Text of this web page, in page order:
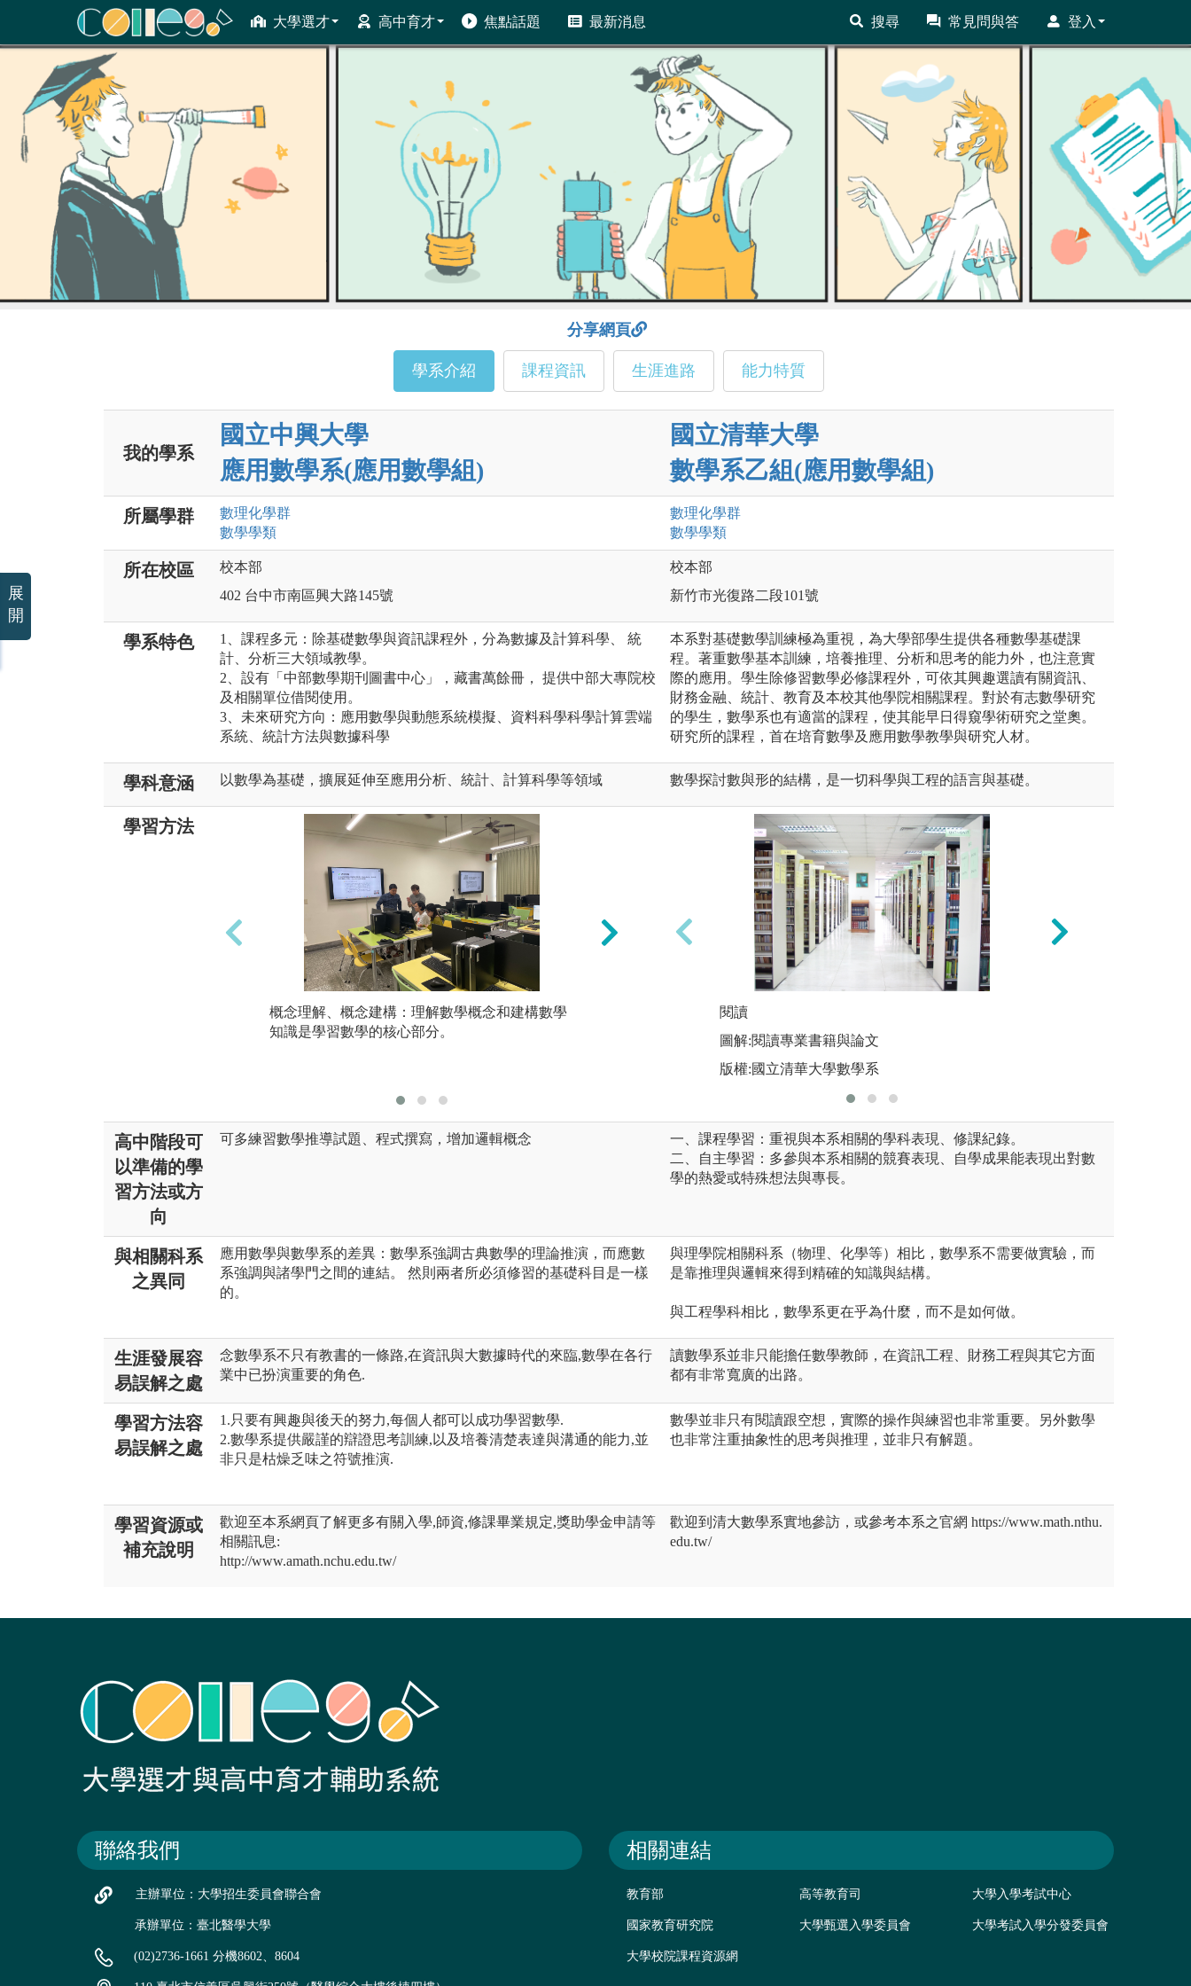
大學選才 高中育才 焦點話題 最新消息 搜尋 常見問與答 登入
ColleGo! 大學選才與高中育才輔助系統
分享網頁
學系介紹 課程資訊 生涯進路 能力特質
我的學系
國立中興大學
應用數學系(應用數學組)
國立清華大學
數學系乙組(應用數學組)
所屬學群 數理化學群
數學學類
數理化學群
數學學類
所在校區
校本部
402 台中市南區興大路145號
校本部
新竹市光復路二段101號
學系特色
1、課程多元：除基礎數學與資訊課程外，分為數據及計算科學、 統
計、分析三大領域教學。
2、設有「中部數學期刊圖書中心」，藏書萬餘冊， 提供中部大專院校
及相關單位借閱使用。
3、未來研究方向：應用數學與動態系統模擬、資料科學科學計算雲端
系統、統計方法與數據科學
本系對基礎數學訓練極為重視，為大學部學生提供各種數學基礎課
程。著重數學基本訓練，培養推理、分析和思考的能力外，也注意實
際的應用。學生除修習數學必修課程外，可依其興趣選讀有關資訊、
財務金融、統計、教育及本校其他學院相關課程。對於有志數學研究
的學生，數學系也有適當的課程，使其能早日得窺學術研究之堂奧。
研究所的課程，首在培育數學及應用數學教學與研究人材。
學科意涵 以數學為基礎，擴展延伸至應用分析、統計、計算科學等領域 數學探討數與形的結構，是一切科學與工程的語言與基礎。
學習方法
概念理解、概念建構：理解數學概念和建構數學
知識是學習數學的核心部分。
推理應用：數學推理是一種關鍵的思考方式，可
以應用於各種學科和日常生活中的決策和問題解
決。透過不斷的實踐和學習，你可以改進你的數
學推理技能，並更好地應用數學於不同情境。
閱讀
圖解:閱讀專業書籍與論文
版權:國立清華大學數學系
高中階段可
以準備的學
習方法或方
向
可多練習數學推導試題、程式撰寫，增加邏輯概念
一、課程學習：重視與本系相關的學科表現、修課紀錄。
二、自主學習：多參與本系相關的競賽表現、自學成果能表現出對數
學的熱愛或特殊想法與專長。
與相關科系
之異同
應用數學與數學系的差異：數學系強調古典數學的理論推演，而應數
系強調與諸學門之間的連結。 然則兩者所必須修習的基礎科目是一樣
的。
與理學院相關科系（物理、化學等）相比，數學系不需要做實驗，而
是靠推理與邏輯來得到精確的知識與結構。
與工程學科相比，數學系更在乎為什麼，而不是如何做。
生涯發展容
易誤解之處
念數學系不只有教書的一條路,在資訊與大數據時代的來臨,數學在各行
業中已扮演重要的角色.
讀數學系並非只能擔任數學教師，在資訊工程、財務工程與其它方面
都有非常寬廣的出路。
學習方法容
易誤解之處
1.只要有興趣與後天的努力,每個人都可以成功學習數學.
2.數學系提供嚴謹的辯證思考訓練,以及培養清楚表達與溝通的能力,並
非只是枯燥乏味之符號推演.
數學並非只有閱讀跟空想，實際的操作與練習也非常重要。另外數學
也非常注重抽象性的思考與推理，並非只有解題。
學習資源或
補充說明
歡迎至本系網頁了解更多有關入學,師資,修課畢業規定,獎助學金申請等
相關訊息:
http://www.amath.nchu.edu.tw/
歡迎到清大數學系實地參訪，或參考本系之官網 https://www.math.nthu.
edu.tw/
聯絡我們
主辦單位：大學招生委員會聯合會
承辦單位：臺北醫學大學
(02)2736-1661 分機8602、8604
相關連結
教育部 高等教育司 大學入學考試中心
國家教育研究院 大學甄選入學委員會 大學考試入學分發委員會
大學校院課程資源網
展
開